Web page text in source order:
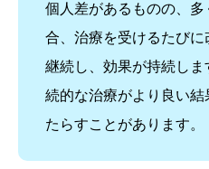
個人差があるものの、多
合、治療を受けるたびに
継続し、効果が持続しま
続的な治療がより良い結
たらすことがあります。